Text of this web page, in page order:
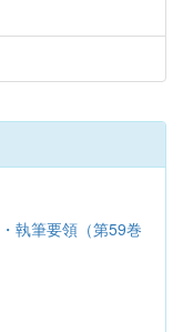
執筆要領（第59巻